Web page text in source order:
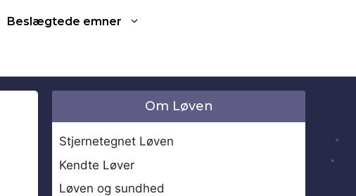
Beslægtede emner
Om Løven
Stjernetegnet Løven
Kendte Løver
Løven og sundhed